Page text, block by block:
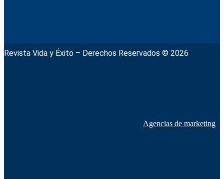
Revista Vida y Éxito – Derechos Reservados © 2026
Agencias de marketing